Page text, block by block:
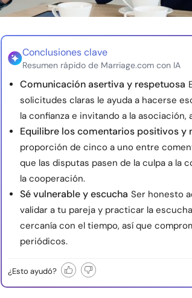
Conclusiones clave
Resumen rápido de Marriage.com con IA
Comunicación asertiva y respetuosa
solicitudes claras le ayuda a hacerse
la confianza e invitando a la
Equilibre los comentarios positivos y
proporción de cinco a uno entre
que las disputas pasen de la culpa a la
la cooperación.
Sé vulnerable y escucha Ser honesto
validar a tu pareja y practicar la
cercanía con el tiempo, así que
periódicos.
¿Esto ayudó?